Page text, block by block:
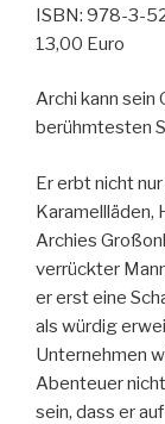
ISBN: 978-3-
13,00 Euro
Archi kann sein
berühmtesten
Er erbt nicht
Karamellläden,
Archies
verrückter
er erst eine
als würdig
Unternehmen
Abenteuer
sein, dass er